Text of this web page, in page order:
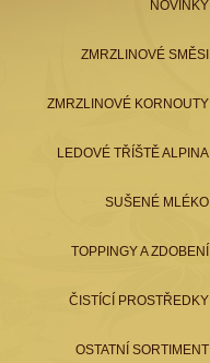
NOVINKY
ZMRZLINOVÉ SMĚSI
ZMRZLINOVÉ KORNOUTY
LEDOVÉ TŘÍŠTĚ ALPINA
SUŠENÉ MLÉKO
TOPPINGY A ZDOBENÍ
ČISTÍCÍ PROSTŘEDKY
OSTATNÍ SORTIMENT